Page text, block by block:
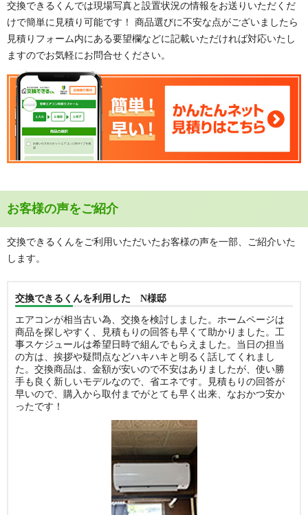
交換できるくんでは現場写真と設置状況の情報をお送りいただくだ
けで簡単に見積り可能です！ 商品選びに不安な点がございましたら
見積りフォーム内にある要望欄などに記載いただければ対応いたし
ますのでお気軽にお問合せください。
お客様の声をご紹介
交換できるくんをご利用いただいたお客様の声を一部、ご紹介いた
します。
交換できるくんを利用した N様邸
エアコンが相当古い為、交換を検討しました。ホームページは
商品を探しやすく、見積もりの回答も早くて助かりました。工
事スケジュールは希望日時で組んでもらえました。当日の担当
の方は、挨拶や疑問点などハキハキと明るく話してくれまし
た。交換商品は、金額が安いので不安はありましたが、使い勝
手も良く新しいモデルなので、省エネです。見積もりの回答が
早いので、購入から取付までがとても早く出来、なおかつ安か
ったです！